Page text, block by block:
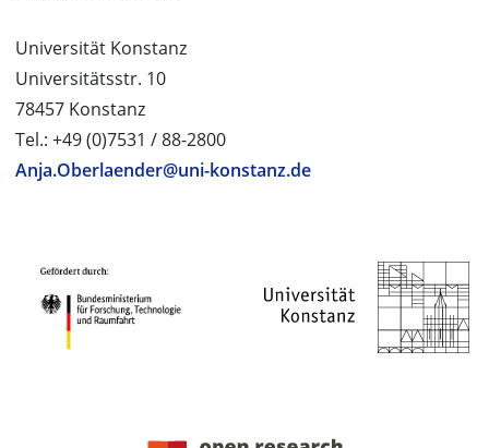
Universität Konstanz
Universitätsstr. 10
78457 Konstanz
Tel.: +49 (0)7531 / 88-2800
Anja.Oberlaender@uni-konstanz.de